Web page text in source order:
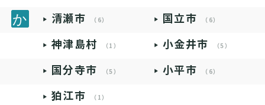
清瀬市 （6） 国立市 （6）
神津島村 （1） 小金井市 （5）
国分寺市 （5） 小平市 （6）
狛江市 （1）